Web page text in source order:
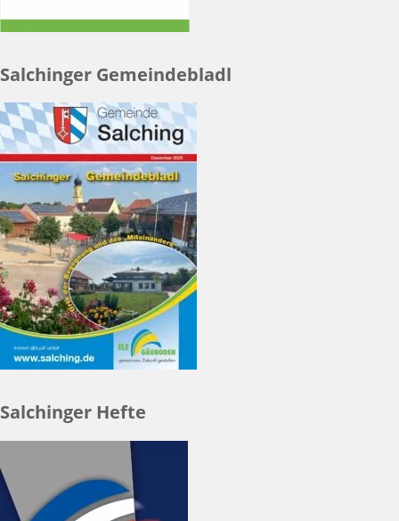
Salchinger Gemeindebladl
Salchinger Hefte